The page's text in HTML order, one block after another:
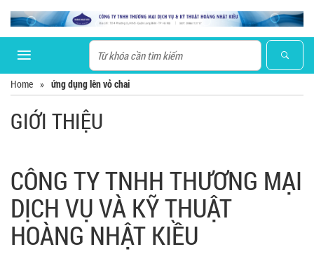
Home » ứng dụng lên vỏ chai
GIỚI THIỆU
CÔNG TY TNHH THƯƠNG MẠI
DỊCH VỤ VÀ KỸ THUẬT
HOÀNG NHẬT KIỀU